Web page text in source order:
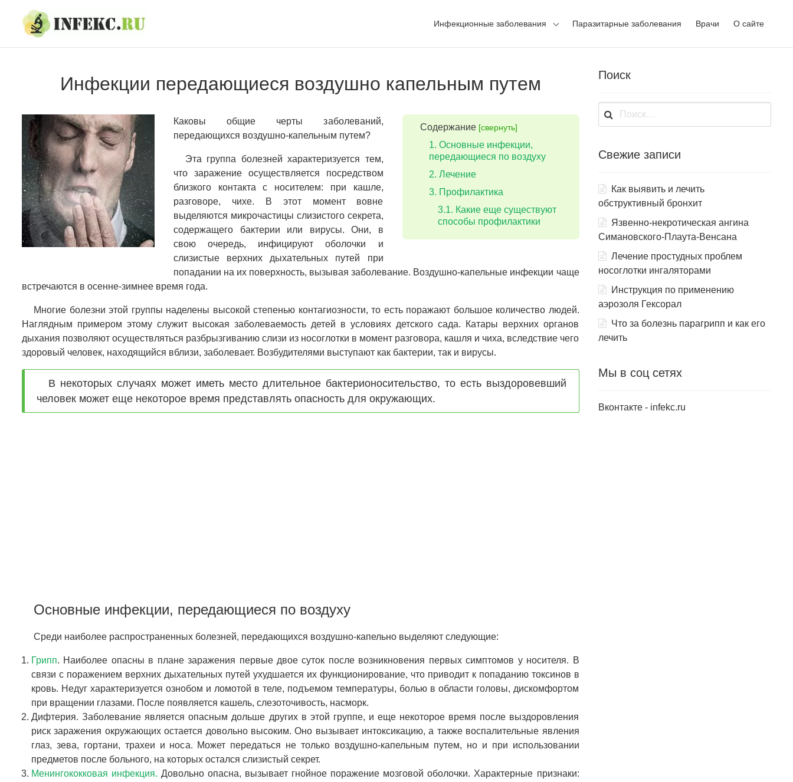
navigation
content
Инфекционные заболевания Паразитарные заболевания Врачи О сайте
Инфекции передающиеся воздушно капельным путем
Содержание [свернуть]
Основные инфекции,
передающиеся по воздуху
Лечение
Профилактика
Какие еще существуют
способы профилактики
Каковы общие черты заболеваний,
передающихся воздушно-капельным путем?
Эта группа болезней характеризуется тем,
что заражение осуществляется посредством
близкого контакта с носителем: при кашле,
разговоре, чихе. В этот момент вовне
выделяются микрочастицы слизистого секрета,
содержащего бактерии или вирусы. Они, в
свою очередь, инфицируют оболочки и
слизистые верхних дыхательных путей при
попадании на их поверхность, вызывая заболевание. Воздушно-капельные инфекции чаще
встречаются в осенне-зимнее время года.
Многие болезни этой группы наделены высокой степенью контагиозности, то есть поражают большое количество людей.
Наглядным примером этому служит высокая заболеваемость детей в условиях детского сада. Катары верхних органов
дыхания позволяют осуществляться разбрызгиванию слизи из носоглотки в момент разговора, кашля и чиха, вследствие чего
здоровый человек, находящийся вблизи, заболевает. Возбудителями выступают как бактерии, так и вирусы.
В некоторых случаях может иметь место длительное бактерионосительство, то есть выздоровевший
человек может еще некоторое время представлять опасность для окружающих.
Основные инфекции, передающиеся по воздуху
Среди наиболее распространенных болезней, передающихся воздушно-капельно выделяют следующие:
Грипп. Наиболее опасны в плане заражения первые двое суток после возникновения первых симптомов у носителя. В
связи с поражением верхних дыхательных путей ухудшается их функционирование, что приводит к попаданию токсинов в
кровь. Недуг характеризуется ознобом и ломотой в теле, подъемом температуры, болью в области головы, дискомфортом
при вращении глазами. После появляется кашель, слезоточивость, насморк.
Дифтерия. Заболевание является опасным дольше других в этой группе, и еще некоторое время после выздоровления
риск заражения окружающих остается довольно высоким. Оно вызывает интоксикацию, а также воспалительные явления
глаз, зева, гортани, трахеи и носа. Может передаться не только воздушно-капельным путем, но и при использовании
предметов после больного, на которых остался слизистый секрет.
Менингококковая инфекция. Довольно опасна, вызывает гнойное поражение мозговой оболочки. Характерные признаки:
Поиск
Найти:
Свежие записи
Как выявить и лечить
обструктивный бронхит
Язвенно-некротическая ангина
Симановского-Плаута-Венсана
Лечение простудных проблем
носоглотки ингаляторами
Инструкция по применению
аэрозоля Гексорал
Что за болезнь парагрипп и как его
лечить
Мы в соц сетях
Вконтакте - infekc.ru